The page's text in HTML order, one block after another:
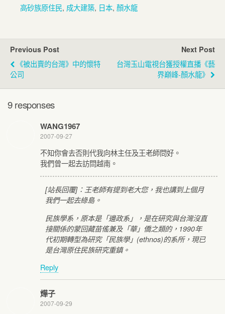
高砂族原住民, 成大建築, 日本, 顏水龍
Previous Post
《被出賣的台灣》中的懷特
公司
Next Post
台灣玉山電視台獲授權直播《藝
界巔峰-顏水龍》
9 responses
WANG1967
2007-09-27
不知你會去否則代我向林主任及王老師問好。
我們曾一起去訪問越南。
[站長回覆]：王老師有提到老大您，我也講到上個月
我們一起去綠島。
民族學系，原本是「邊政系」，是在研究與台灣沒直
接關係的蒙回藏苗傜兼及「華」僑之類的，1990年
代初期轉型為研究「民族學」(ethnos)的系所，現已
是台灣原住民族研究重鎮。
Reply
燁子
2007-09-29